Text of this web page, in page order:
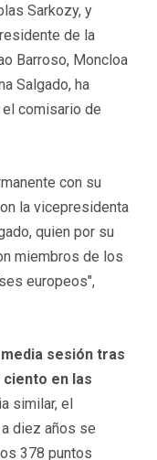
Sarkozy, y
de la
Barroso, Moncloa
Salgado, ha
comisario de
con su
la vicepresidenta
quien por su
miembros de los
europeos",
sesión tras
en las
similar, el
diez años se
378 puntos